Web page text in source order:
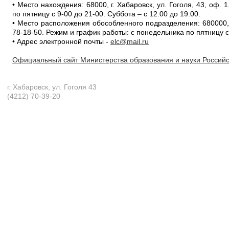
• Место нахождения: 68000, г. Хабаровск, ул. Гоголя, 43,
по пятницу с 9-00 до 21-00. Суббота – с 12.00 до 19.00.
• Место расположения обособленного подразделения:
78-18-50. Режим и график работы: с понедельника по пятницу
• Адрес электронной почты - elc@mail.ru
Официальный сайт Министерства образования и науки
г. Хабаровск, ул. Гоголя 43
(4212) 70-39-20